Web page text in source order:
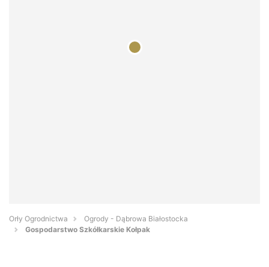
Orły Ogrodnictwa
Ogrody - Dąbrowa Białostocka
Gospodarstwo Szkółkarskie Kołpak